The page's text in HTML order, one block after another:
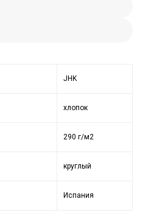
JHK
хлопок
290 г/м2
круглый
Испания